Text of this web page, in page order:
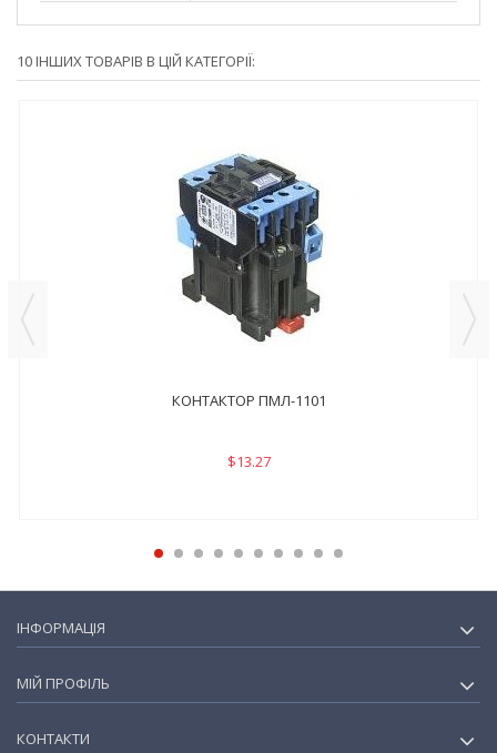
10 ІНШИХ ТОВАРІВ В ЦІЙ КАТЕГОРІЇ:
КОНТАКТОР ПМЛ-1101
$13.27
ІНФОРМАЦІЯ
МІЙ ПРОФІЛЬ
КОНТАКТИ